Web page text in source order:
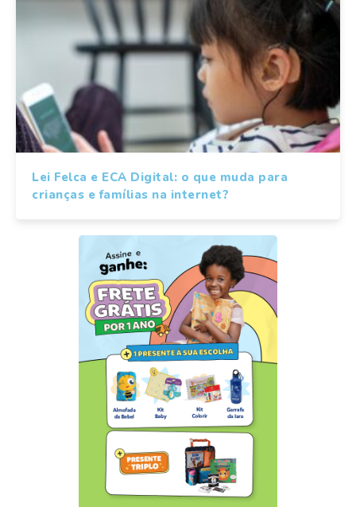
Lei Felca e ECA Digital: o que muda para
crianças e famílias na internet?